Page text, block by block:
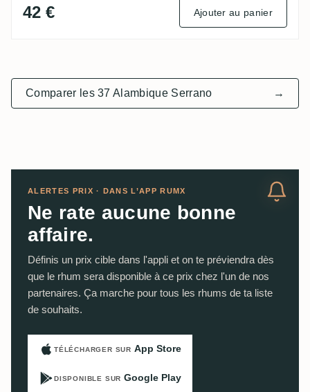
42 € Ajouter au panier
Comparer les 37 Alambique Serrano →
ALERTES PRIX · DANS L’APP RUMX
Ne rate aucune bonne
affaire.
Définis un prix cible dans l'appli et on te préviendra dès
que le rhum sera disponible à ce prix chez l'un de nos
partenaires. Ça marche pour tous les rhums de ta liste
de souhaits.
TÉLÉCHARGER SUR App Store
DISPONIBLE SUR Google Play